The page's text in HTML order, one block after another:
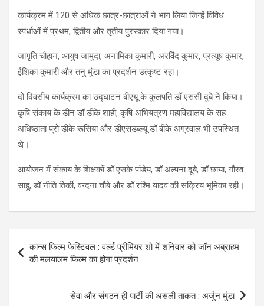
कार्यक्रम में 120 से अधिक छात्र-छात्राओं ने भाग लिया जिन्हें विविध
स्पर्धाओं में प्रथम, द्वितीय और तृतीय पुरस्कार दिया गया।
जागृति चौहान, आयुष जामुदा, अनामिका कुमारी, अरविंद कुमार, प्रत्यूष कुमार,
ईशिका कुमारी और तनु मुंडा का प्रदर्शन उत्कृष्ट रहा।
दो दिवसीय कार्यक्रम का उद्घाटन बीएयू के कुलपति डॉ एससी दुबे ने किया।
कृषि संकाय के डीन डॉ डीके शाही, कृषि अभियंत्रण महाविद्यालय के सह
अधिष्ठाता प्रो डीके रूसिया और डीएसडब्ल्यू डॉ बीके अग्रवाल भी उपस्थित
थे।
आयोजन में संकाय के शिक्षकों डॉ एसके पांडेय, डॉ अल्पना दूबे, डॉ छाया, गौरव
साहू, डॉ नीति तिर्की, वन्दना चौबे और डॉ रश्मि यादव की सक्रिय भूमिका रही।
navigation
कान्स फिल्म फेस्टिवल : वर्ल्ड प्रीमियर शो में शनिवार को जॉन अब्राहम
की मलयालम फिल्म का होगा प्रदर्शन
सेवा और संगठन ही पार्टी की असली ताकत : अर्जुन मुंडा